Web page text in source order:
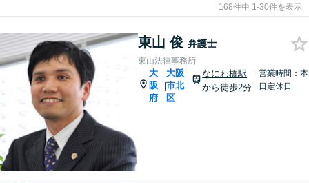
168件中 1-30件を表示
東山 俊 弁護士
東山法律事務所
大
阪
府
|
大阪
市北
区
なにわ橋駅
から徒歩2分
営業時間：本
日定休日